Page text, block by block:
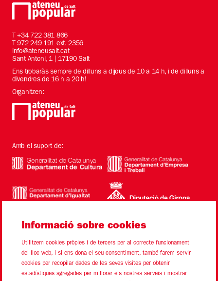
T+34 722 381 866
T 972 249 191 ext. 2356
info@ateneusalt.cat
Sant Antoni, 1 | 17190 Salt
Ens trobaràs sempre de dilluns a dijous de 10 a 14 h, i de dilluns a
divendres de 16 h a 20 h!
Organitzen:
Amb el suport de:
Informació sobre cookies
Utilitzem cookies pròpies i de tercers per al correcte funcionament
del lloc web, i si ens dona el seu consentiment, també farem servir
cookies per recopilar dades de les seves visites per obtenir
estadístiques agregades per millorar els nostres serveis i mostrar